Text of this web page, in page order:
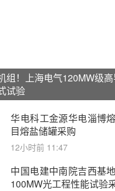
组！上海电气120MW级
试验
华电科工金源华电淄博
目熔盐储罐采购
12小时前 11:47
中国电建中南院吉西基
100MW光工程性能试验